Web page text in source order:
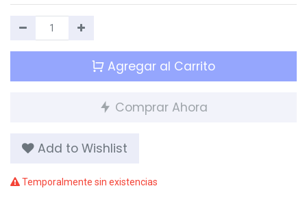
Agregar al Carrito
Comprar Ahora
Add to Wishlist
Temporalmente sin existencias